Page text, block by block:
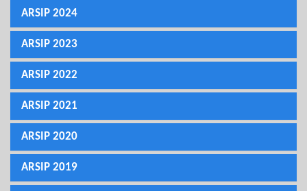
ARSIP 2024
ARSIP 2023
ARSIP 2022
ARSIP 2021
ARSIP 2020
ARSIP 2019